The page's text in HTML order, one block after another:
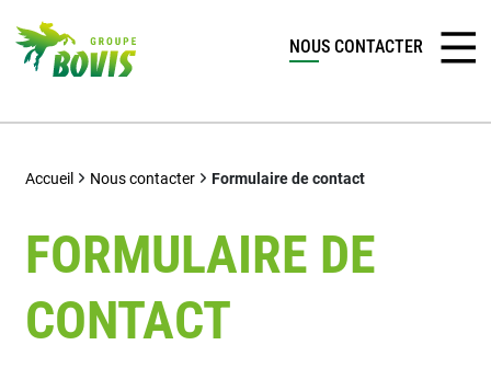
NOUS CONTACTER
Accueil Nous contacter Formulaire de contact
FORMULAIRE DE
CONTACT